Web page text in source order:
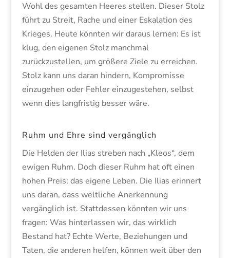
Wohl des gesamten Heeres stellen. Dieser Stolz
führt zu Streit, Rache und einer Eskalation des
Krieges. Heute könnten wir daraus lernen: Es ist
klug, den eigenen Stolz manchmal
zurückzustellen, um größere Ziele zu erreichen.
Stolz kann uns daran hindern, Kompromisse
einzugehen oder Fehler einzugestehen, selbst
wenn dies langfristig besser wäre.
Ruhm und Ehre sind vergänglich
Die Helden der Ilias streben nach „Kleos“, dem
ewigen Ruhm. Doch dieser Ruhm hat oft einen
hohen Preis: das eigene Leben. Die Ilias erinnert
uns daran, dass weltliche Anerkennung
vergänglich ist. Stattdessen könnten wir uns
fragen: Was hinterlassen wir, das wirklich
Bestand hat? Echte Werte, Beziehungen und
Taten, die anderen helfen, können weit über den